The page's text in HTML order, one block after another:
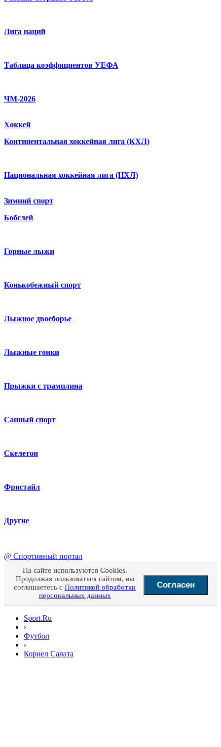
Лига наций
Таблица коэффициентов УЕФА
ЧМ-2026
Хоккей
Континентальная хоккейная лига (КХЛ)
Национальная хоккейная лига (НХЛ)
Зимний спорт
Бобслей
Горные лыжи
Конькобежный спорт
Лыжное двоеборье
Лыжные гонки
Прыжки с трамплина
Санный спорт
Скелетон
Фристайл
Другие
@ Спортивный портал
На сайте используются Cookies.
Продолжая пользоваться сайтом, вы
соглашаетесь с Политикой обработки
персональных данных
Согласен
Sport.Ru
›
Футбол
›
Корнел Салата